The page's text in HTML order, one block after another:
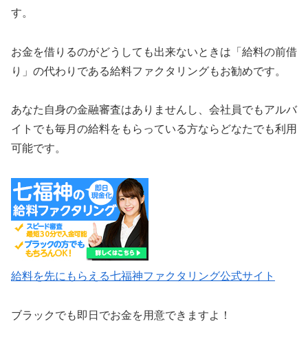
す。
お金を借りるのがどうしても出来ないときは「給料の前借
り」の代わりである給料ファクタリングもお勧めです。
あなた自身の金融審査はありませんし、会社員でもアルバ
イトでも毎月の給料をもらっている方ならどなたでも利用
可能です。
給料を先にもらえる七福神ファクタリング公式サイト
ブラックでも即日でお金を用意できますよ！